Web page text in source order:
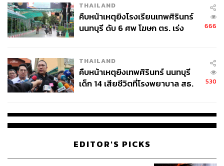
THAILAND
คืบหน้าเหตุยิงโรงเรียนเทพศิรินทร์
นนทบุรี ดับ 6 ศพ โฆษก ตร. เร่ง
666
THAILAND
คืบหน้าเหตุยิงเทพศิรินทร์ นนทบุรี
เด็ก 14 เสียชีวิตที่โรงพยาบาล สธ.
530
EDITOR'S PICKS